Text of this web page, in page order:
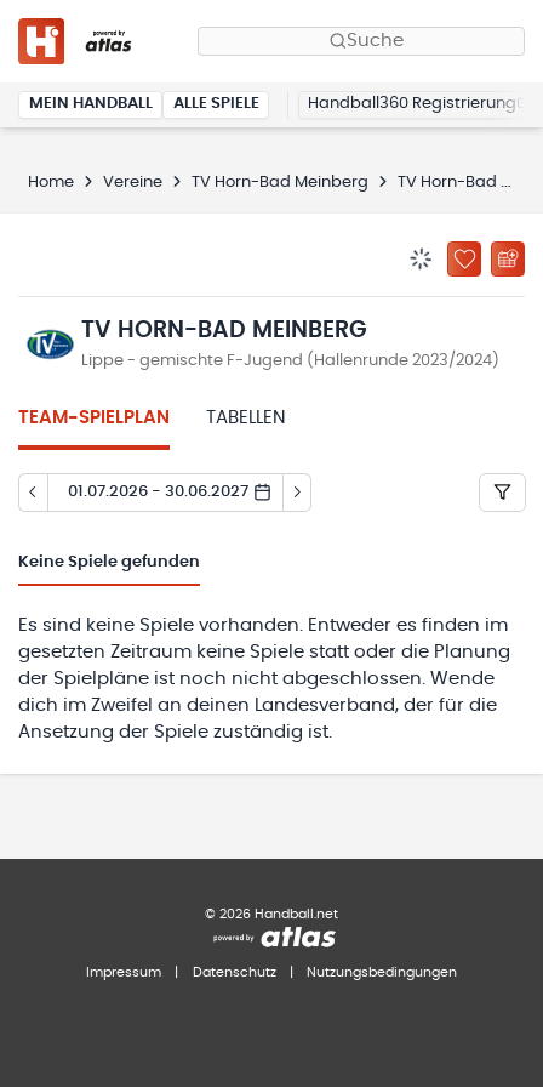
Suche
MEIN HANDBALL ALLE SPIELE Handball360 Registrierung
Home Vereine TV Horn-Bad Meinberg TV Horn-Bad Meinberg
ZU
TV HORN-BAD MEINBERG
Lippe - gemischte F-Jugend (Hallenrunde 2023/2024)
TEAM-SPIELPLAN TABELLEN
01.07.2026 - 30.06.2027
Keine Spiele gefunden
Es sind keine Spiele vorhanden. Entweder es finden im
gesetzten Zeitraum keine Spiele statt oder die Planung
der Spielpläne ist noch nicht abgeschlossen. Wende
dich im Zweifel an deinen Landesverband, der für die
Ansetzung der Spiele zuständig ist.
© 2026 Handball.net
Impressum Datenschutz Nutzungsbedingungen